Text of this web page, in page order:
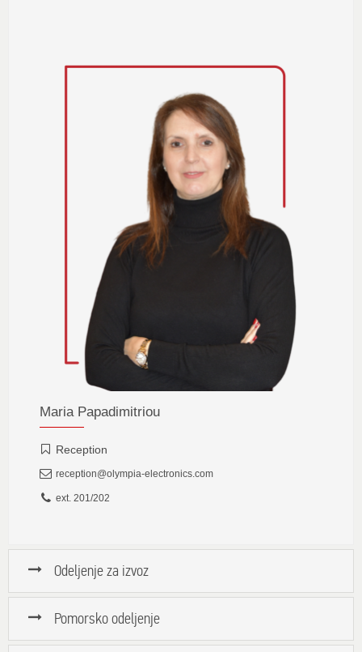
Maria Papadimitriou
Reception
reception@olympia-electronics.com
ext. 201/202
Odeljenje za izvoz
Pomorsko odeljenje